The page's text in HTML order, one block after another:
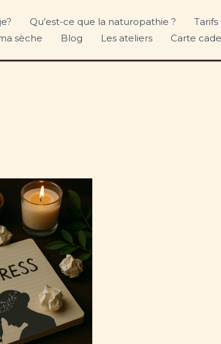
Qu’est-ce que la naturopathie ?
sèche
Blog Les ateliers Carte